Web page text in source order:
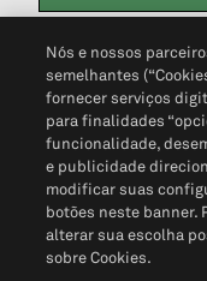
Política de Privacidade
Não Venda Minhas
Nós e nossos
semelhantes
fornecer serviços
para finalidades
funcionalidade,
e publicidade
modificar suas
botões neste banner.
alterar sua escolha
sobre Cookies.